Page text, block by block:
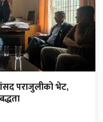
पराजुलीको भेट,